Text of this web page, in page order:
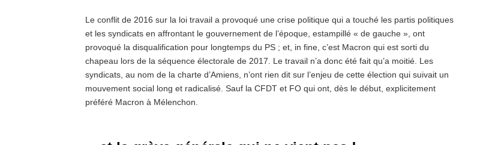
Le conflit de 2016 sur la loi travail a provoqué une crise politique qui a touché les partis politiques
et les syndicats en affrontant le gouvernement de l’époque, estampillé « de gauche », ont
provoqué la disqualification pour longtemps du PS ; et, in fine, c’est Macron qui est sorti du
chapeau lors de la séquence électorale de 2017. Le travail n’a donc été fait qu’a moitié. Les
syndicats, au nom de la charte d’Amiens, n’ont rien dit sur l’enjeu de cette élection qui suivait un
mouvement social long et radicalisé. Sauf la CFDT et FO qui ont, dès le début, explicitement
préféré Macron à Mélenchon.